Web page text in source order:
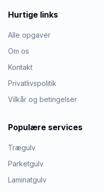
Hurtige links
Alle opgaver
Om os
Kontakt
Privatlivspolitik
Vilkår og betingelser
Populære services
Trægulv
Parketgulv
Laminatgulv